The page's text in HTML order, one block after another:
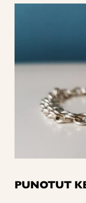
PUNOTUT